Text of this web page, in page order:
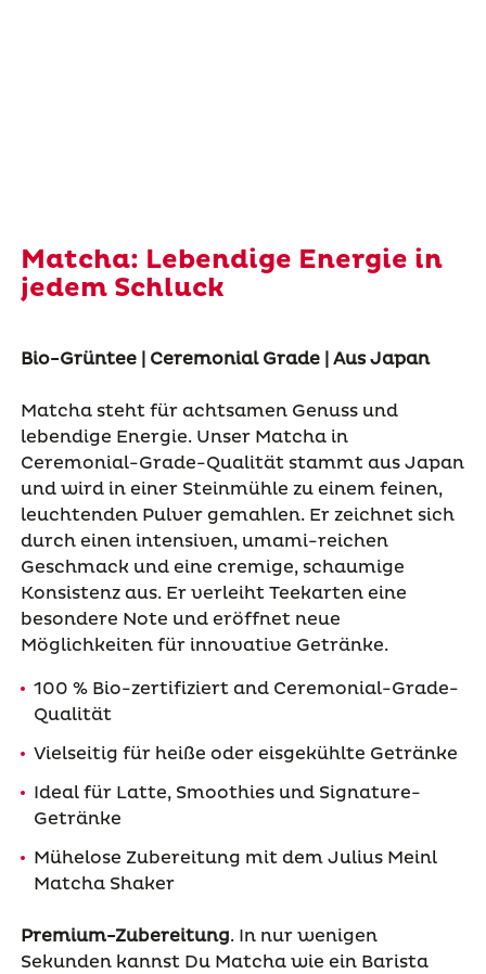
Matcha: Lebendige Energie in
jedem Schluck
Bio-Grüntee | Ceremonial Grade | Aus Japan
Matcha steht für achtsamen Genuss und
lebendige Energie. Unser Matcha in
Ceremonial-Grade-Qualität stammt aus Japan
und wird in einer Steinmühle zu einem feinen,
leuchtenden Pulver gemahlen. Er zeichnet sich
durch einen intensiven, umami-reichen
Geschmack und eine cremige, schaumige
Konsistenz aus. Er verleiht Teekarten eine
besondere Note und eröffnet neue
Möglichkeiten für innovative Getränke.
100 % Bio-zertifiziert and Ceremonial-Grade-
Qualität
Vielseitig für heiße oder eisgekühlte Getränke
Ideal für Latte, Smoothies und Signature-
Getränke
Mühelose Zubereitung mit dem Julius Meinl
Matcha Shaker
Premium-Zubereitung. In nur wenigen
Sekunden kannst Du Matcha wie ein Barista